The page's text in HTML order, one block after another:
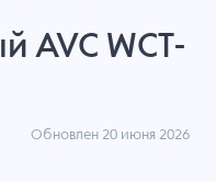
AVC WCT-
Обновлен 20 июня 2026